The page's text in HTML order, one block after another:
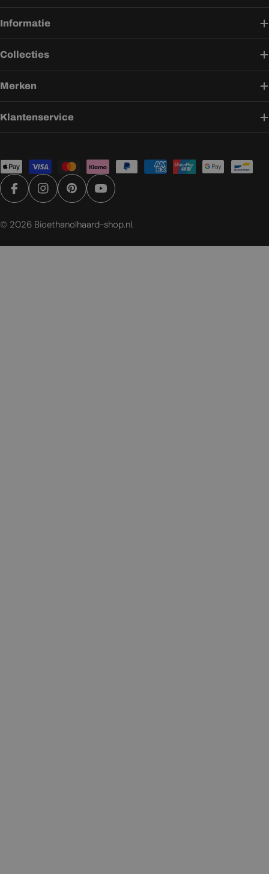
Informatie
Collecties
Merken
Klantenservice
Betaalmethoden
FacebookInstagramPinterestYouTube
© 2026 Bioethanolhaard-shop.nl.